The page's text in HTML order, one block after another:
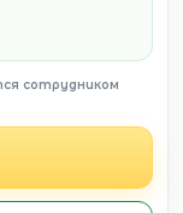
сотрудником